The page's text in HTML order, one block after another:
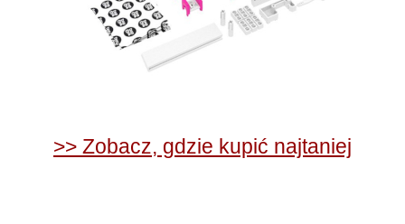
>> Zobacz, gdzie kupić najtaniej